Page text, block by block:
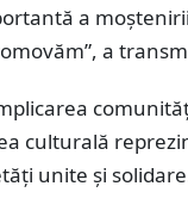
a
a
culturală
unite și